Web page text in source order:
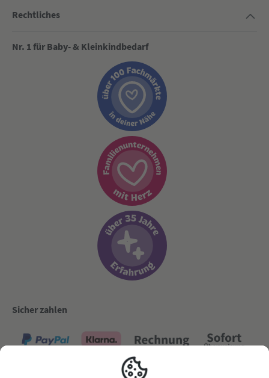
Rechtliches
Nr. 1 für Baby- & Kleinkindbedarf
Sicher zahlen